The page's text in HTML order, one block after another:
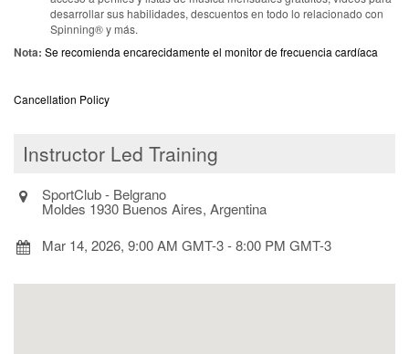
desarrollar sus habilidades, descuentos en todo lo relacionado con
Spinning® y más.
Nota: Se recomienda encarecidamente el monitor de frecuencia cardíaca
Cancellation Policy
Instructor Led Training
SportClub - Belgrano
Moldes 1930 Buenos Aires, Argentina
Mar 14, 2026, 9:00 AM GMT-3-8:00 PM GMT-3